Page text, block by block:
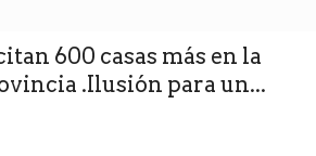
600 casas más en la
.Ilusión para un...